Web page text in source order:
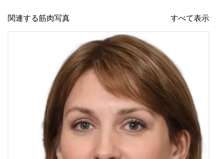
関連する筋肉写真 すべて表示